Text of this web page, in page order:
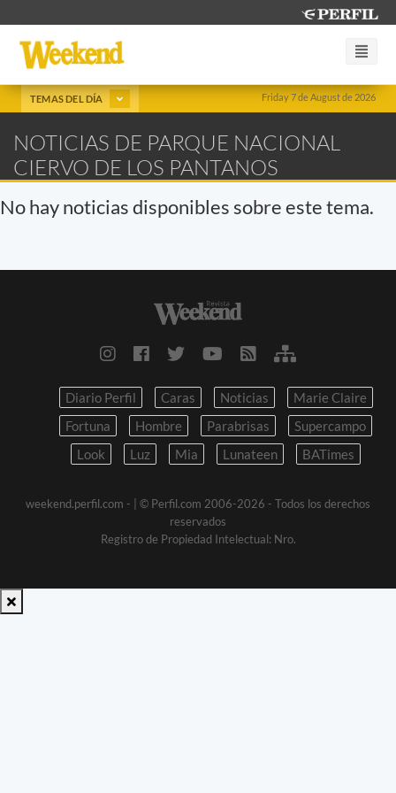
Friday 7 de August de 2026
TEMAS DEL DÍA
NOTICIAS DE PARQUE NACIONAL
CIERVO DE LOS PANTANOS
No hay noticias disponibles sobre este tema.
Diario Perfil Caras Noticias
Marie Claire
Fortuna
Hombre Parabrisas
Supercampo
Look
Luz Mia Lunateen BATimes
weekend.perfil.com -
| © Perfil.com 2006-2026 - Todos los derechos
reservados
Registro de Propiedad Intelectual: Nro.